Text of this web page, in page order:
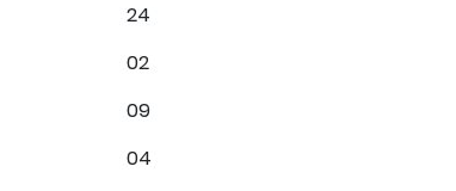
24
02
09
04